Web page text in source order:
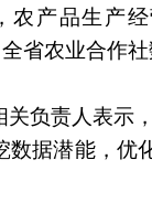
农产品生产
省农业合作社
关负责人表示
数据潜能，优